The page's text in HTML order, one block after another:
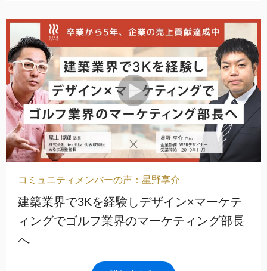
コミュニティメンバーの声：星野享介
建築業界で3Kを経験しデザイン×マーケテ
ィングでゴルフ業界のマーケティング部長
へ